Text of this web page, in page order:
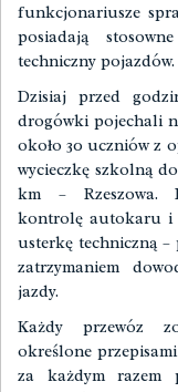
funkcjonariusze
posiadają
techniczny pojazdów.
Dzisiaj przed
drogówki pojechali
około 30 uczniów z
wycieczkę szkolną
km – Rzeszowa.
kontrolę autokaru i
usterkę techniczną –
zatrzymaniem
jazdy.
Każdy przewóz
określone
za każdym razem